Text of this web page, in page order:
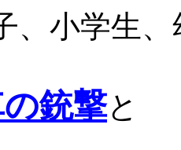
、小学生
銃撃と